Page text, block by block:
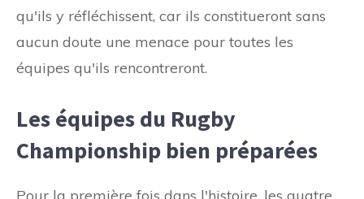
qu'ils y réfléchissent, car ils constitueront sans
aucun doute une menace pour toutes les
équipes qu'ils rencontreront.
Les équipes du Rugby
Championship bien préparées
Pour la première fois dans l'histoire, les quatre